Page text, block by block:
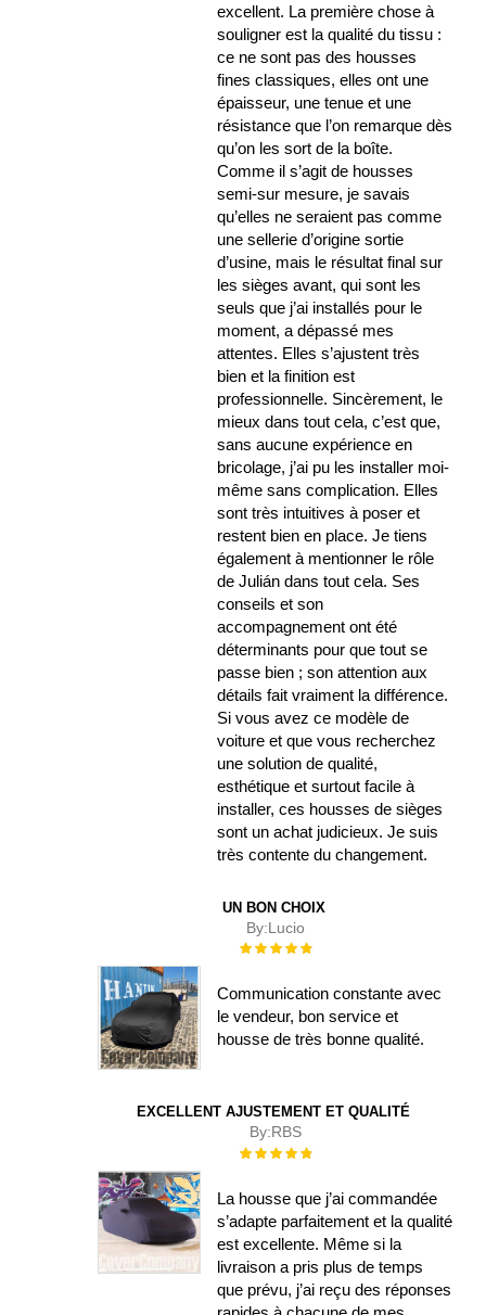
excellent. La première chose à
souligner est la qualité du tissu :
ce ne sont pas des housses
fines classiques, elles ont une
épaisseur, une tenue et une
résistance que l’on remarque dès
qu’on les sort de la boîte.
Comme il s’agit de housses
semi-sur mesure, je savais
qu’elles ne seraient pas comme
une sellerie d’origine sortie
d’usine, mais le résultat final sur
les sièges avant, qui sont les
seuls que j’ai installés pour le
moment, a dépassé mes
attentes. Elles s’ajustent très
bien et la finition est
professionnelle. Sincèrement, le
mieux dans tout cela, c’est que,
sans aucune expérience en
bricolage, j’ai pu les installer moi-
même sans complication. Elles
sont très intuitives à poser et
restent bien en place. Je tiens
également à mentionner le rôle
de Julián dans tout cela. Ses
conseils et son
accompagnement ont été
déterminants pour que tout se
passe bien ; son attention aux
détails fait vraiment la différence.
Si vous avez ce modèle de
voiture et que vous recherchez
une solution de qualité,
esthétique et surtout facile à
installer, ces housses de sièges
sont un achat judicieux. Je suis
très contente du changement.
UN BON CHOIX
By:Lucio
Évaluation :
Communication constante avec
le vendeur, bon service et
housse de très bonne qualité.
EXCELLENT AJUSTEMENT ET QUALITÉ
By:RBS
Évaluation :
La housse que j’ai commandée
s’adapte parfaitement et la qualité
est excellente. Même si la
livraison a pris plus de temps
que prévu, j’ai reçu des réponses